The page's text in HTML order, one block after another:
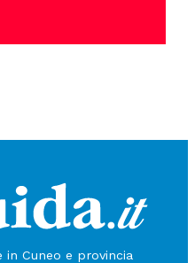
in Cuneo e provincia